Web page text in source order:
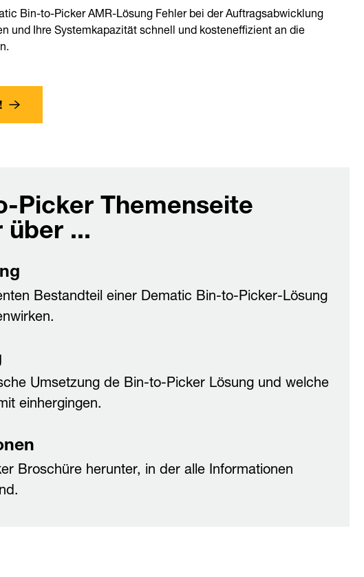
Bin-to-Picker AMR-Lösung Fehler bei der Auftragsabwicklung
und Ihre Systemkapazität schnell und kosteneffizient an die
Picker Themenseite
...
Bestandteil einer Dematic Bin-to-Picker-Lösung
Umsetzung de Bin-to-Picker Lösung und welche
einhergingen.
Broschüre herunter, in der alle Informationen